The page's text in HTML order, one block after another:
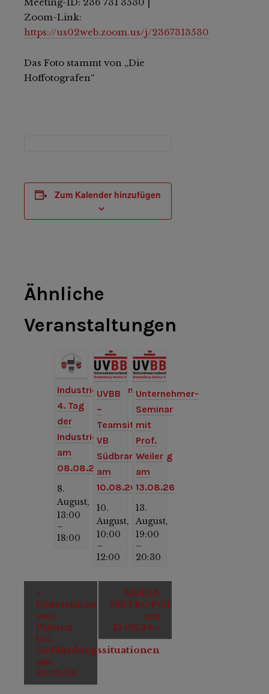
Zoom-Link:
https://us02web.zoom.us/j/2367313530
Das Foto stammt von „Die
Hoffotografen“
Zum Kalender hinzufügen
Ähnliche
Veranstaltungen
Industriemuseum:
4. Tag
der
Industriekultur
am
08.08.26
8.
August,
13:00
–
18:00
UVBB
–
Teamsitzung
VB
Südbrandenburg
am
10.08.26
10.
August,
10:00
–
12:00
Unternehmer-
Seminar
mit
Prof.
Weiler
am
13.08.26
13.
August,
19:00
–
20:30
Navigation
«
Unterstützung
von
Piloten
bei
Gefährdungssituationen
am
13.02.24
MEDIA
METROPOLIS#bblsbrg
am
15.02.24 »